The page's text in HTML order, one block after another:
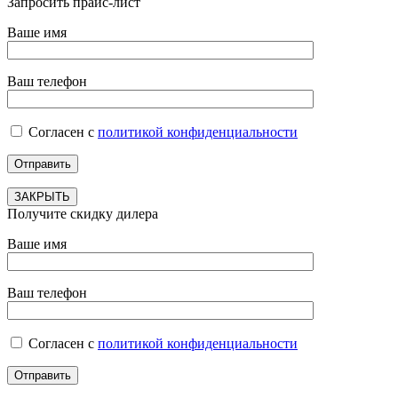
Ваше имя
Ваш телефон
Согласен с политикой конфиденциальности
ЗАКРЫТЬ
Получите скидку дилера
Ваше имя
Ваш телефон
Согласен с политикой конфиденциальности